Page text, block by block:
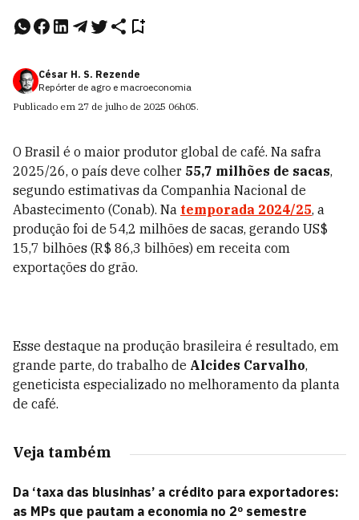
César H. S. Rezende
Repórter de agro e macroeconomia
Publicado em 27 de julho de 2025 06h05.
O Brasil é o maior produtor global de café. Na safra
2025/26, o país deve colher 55,7 milhões de sacas,
segundo estimativas da Companhia Nacional de
Abastecimento (Conab). Na temporada 2024/25, a
produção foi de 54,2 milhões de sacas, gerando US$
15,7 bilhões (R$ 86,3 bilhões) em receita com
exportações do grão.
Esse destaque na produção brasileira é resultado, em
grande parte, do trabalho de Alcides Carvalho,
geneticista especializado no melhoramento da planta
de café.
Veja também
Da ‘taxa das blusinhas’ a crédito para exportadores:
as MPs que pautam a economia no 2º semestre